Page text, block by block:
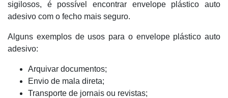
sigilosos, é possível encontrar envelope plástico auto
adesivo com o fecho mais seguro.
Alguns exemplos de usos para o envelope plástico auto
adesivo:
Arquivar documentos;
Envio de mala direta;
Transporte de jornais ou revistas;